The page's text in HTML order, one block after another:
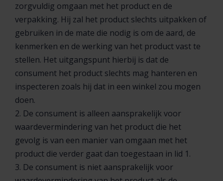
zorgvuldig omgaan met het product en de
verpakking. Hij zal het product slechts uitpakken of
gebruiken in de mate die nodig is om de aard, de
kenmerken en de werking van het product vast te
stellen. Het uitgangspunt hierbij is dat de
consument het product slechts mag hanteren en
inspecteren zoals hij dat in een winkel zou mogen
doen.
2. De consument is alleen aansprakelijk voor
waardevermindering van het product die het
gevolg is van een manier van omgaan met het
product die verder gaat dan toegestaan in lid 1.
3. De consument is niet aansprakelijk voor